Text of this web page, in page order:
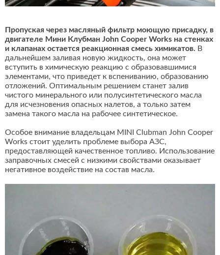
Пропуская через масляный фильтр моющую присадку, в
двигателе Мини Клубман John Cooper Works на стенках
и клапанах остается реакционная смесь химикатов. В
дальнейшем заливая новую жидкость, она может
вступить в химическую реакцию с образовавшимися
элементами, что приведет к вспениванию, образованию
отложений. Оптимальным решением станет залив
чистого минерального или полусинтетического масла
для исчезновения опасных налетов, а только затем
замена такого масла на рабочее синтетическое.
Особое внимание владельцам MINI Clubman John Cooper
Works стоит уделить проблеме выбора АЗС,
предоставляющей качественное топливо. Использование
заправочных смесей с низкими свойствами оказывает
негативное воздействие на состав масла.